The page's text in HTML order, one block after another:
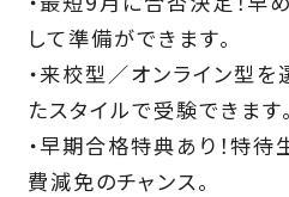
して準備ができます。
・来校型／オンライン型
たスタイルで受験できます。
・早期合格特典あり！特
費減免のチャンス。